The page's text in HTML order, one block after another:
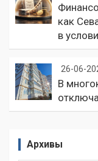
как
в
26-06-
В
Архивы